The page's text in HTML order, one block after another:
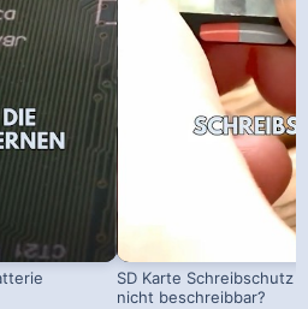
SD Karte Schreibschutz
nicht beschreibbar?